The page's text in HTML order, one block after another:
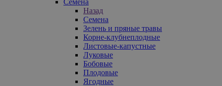
Назад
Семена
Зелень и пряные травы
Корне-клубнеплодные
Листовые-капустные
Луковые
Бобовые
Плодовые
Ягодные